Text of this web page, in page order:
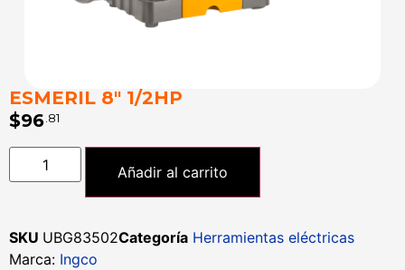
ESMERIL 8″ 1/2HP
$96 .81
Añadir al carrito
SKU UBG83502Categoría Herramientas eléctricas
Marca: Ingco